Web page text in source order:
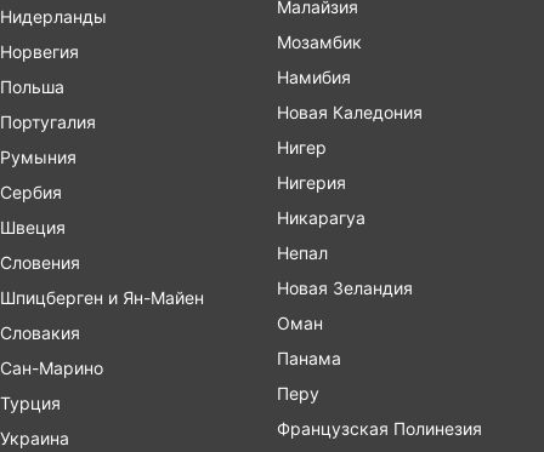
Нидерланды
Норвегия
Польша
Португалия
Румыния
Сербия
Швеция
Словения
Шпицберген и Ян-Майен
Словакия
Сан-Марино
Турция
Украина
Малайзия
Мозамбик
Намибия
Новая Каледония
Нигер
Нигерия
Никарагуа
Непал
Новая Зеландия
Оман
Панама
Перу
Французская Полинезия